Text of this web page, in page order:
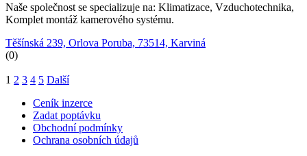
Naše společnost se specializuje na: Klimatizace, Vzduchotechnika,
Komplet montáž kamerového systému.
Těšínská 239, Orlova Poruba, 73514, Karviná
(0)
1 2 3 4 5 Další
Ceník inzerce
Zadat poptávku
Obchodní podmínky
Ochrana osobních údajů